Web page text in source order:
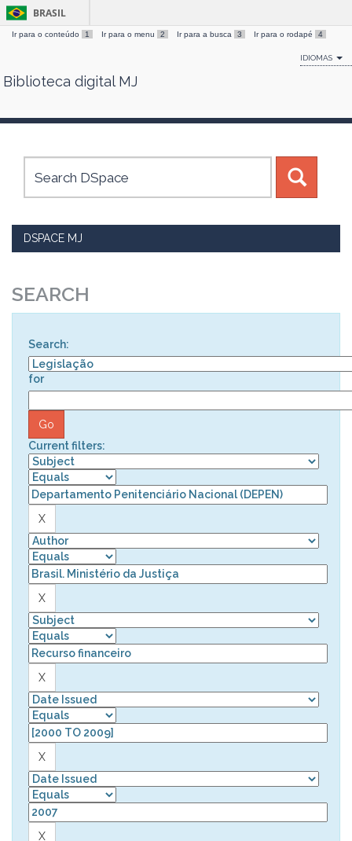
Skip
BRASIL
Ir para o conteúdo 1 Ir para o menu 2 Ir para a busca 3 Ir para o rodapé 4
IDIOMAS
Biblioteca digital MJ
DSPACE MJ
SEARCH
Search:
for
Current filters: